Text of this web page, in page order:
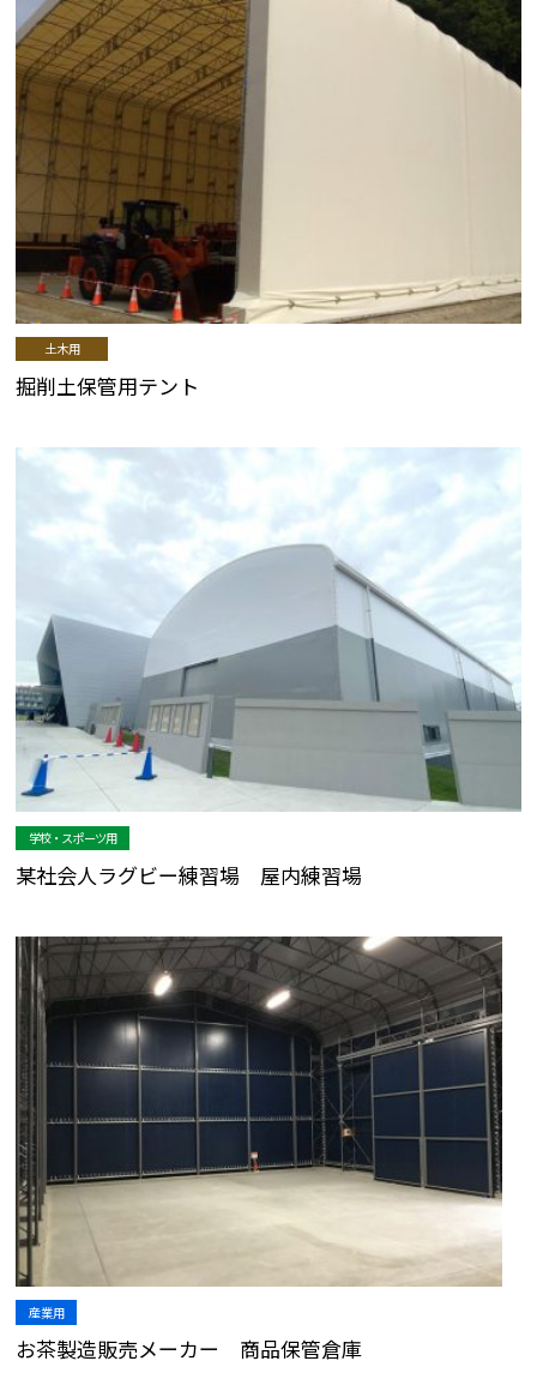
土木用
掘削土保管用テント
学校・スポーツ用
某社会人ラグビー練習場 屋内練習場
産業用
お茶製造販売メーカー 商品保管倉庫